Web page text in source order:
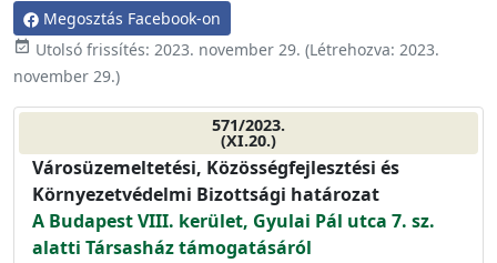
Megosztás Facebook-on
event_available Utolsó frissítés: 2023. november 29. (Létrehozva: 2023.
november 29.)
571/2023.
(XI.20.)
Városüzemeltetési, Közösségfejlesztési és
Környezetvédelmi Bizottsági határozat
A Budapest VIII. kerület, Gyulai Pál utca 7. sz.
alatti Társasház támogatásáról